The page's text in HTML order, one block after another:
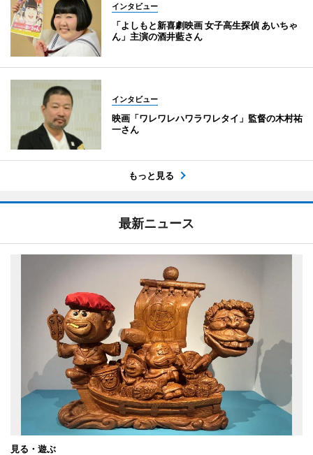
インタビュー
「よしもと新喜劇映画 女子高生探偵 あいちゃ
ん」主演の酒井藍さん
インタビュー
映画「ワレワレハワラワレタイ」監督の木村祐
一さん
もっと見る
最新ニュース
見る・遊ぶ